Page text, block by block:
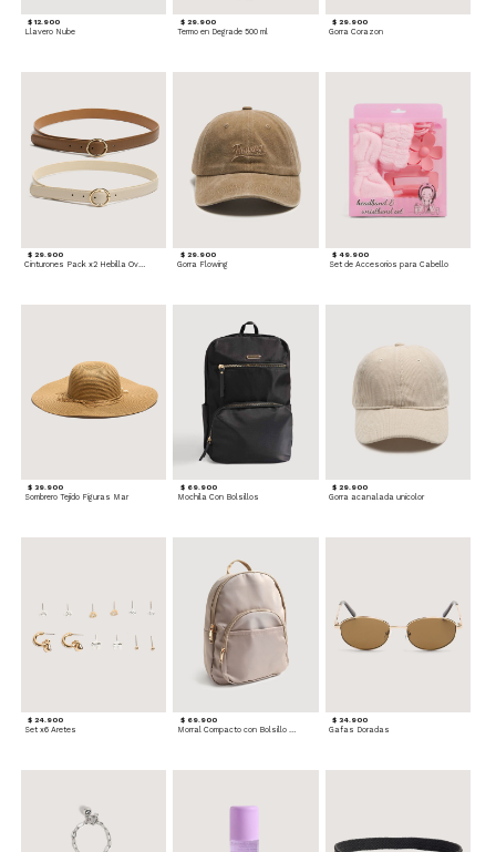
$ 12.900
Llavero Nube
$ 29.900
Termo en Degrade 500 ml
$ 29.900
Gorra Corazon
$ 29.900
Cinturones Pack x2 Hebilla Ovalada
$ 29.900
Gorra Flowing
$ 49.900
Set de Accesorios para Cabello
$ 39.900
Sombrero Tejido Figuras Mar
$ 69.900
Mochila Con Bolsillos
$ 29.900
Gorra acanalada unicolor
$ 24.900
Set x6 Aretes
$ 69.900 $ 34.900
Gafas Doradas